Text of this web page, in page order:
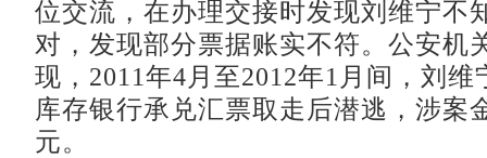
位交流，在办理交接时发现刘维宁不
对，发现部分票据账实不符。公安机
现，2011年4月至2012年1月间，刘
库存银行承兑汇票取走后潜逃，涉案
元。